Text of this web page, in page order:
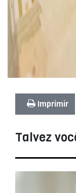
recebem
Imprimir
Talvez